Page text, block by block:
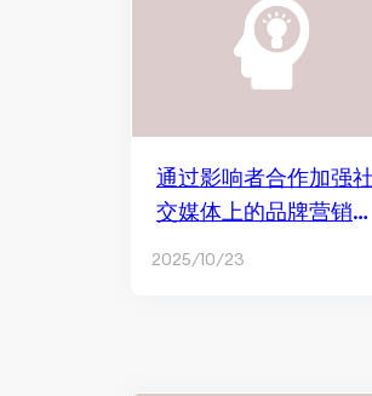
通过影响者合作加强社
交媒体上的品牌营销工
2025/10/23